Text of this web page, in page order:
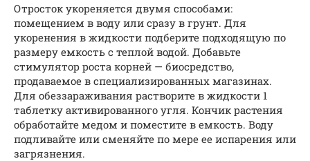
Отросток укореняется двумя способами:
помещением в воду или сразу в грунт. Для
укоренения в жидкости подберите подходящую по
размеру емкость с теплой водой. Добавьте
стимулятор роста корней — биосредство,
продаваемое в специализированных магазинах.
Для обеззараживания растворите в жидкости 1
таблетку активированного угля. Кончик растения
обработайте медом и поместите в емкость. Воду
подливайте или сменяйте по мере ее испарения или
загрязнения.